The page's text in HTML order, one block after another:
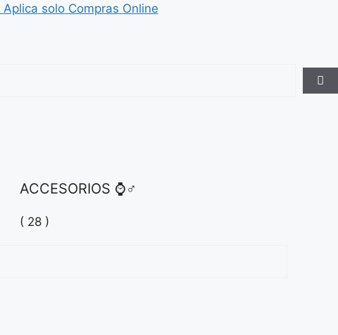
Aplica solo Compras Online
ACCESORIOS ⌚♂
( 28 )